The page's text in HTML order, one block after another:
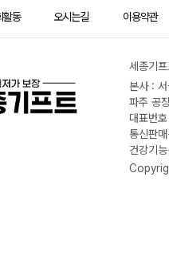
활동 오시는길 이용약관
세종기
본사 :
파주 공
대표번
통신판
건강기